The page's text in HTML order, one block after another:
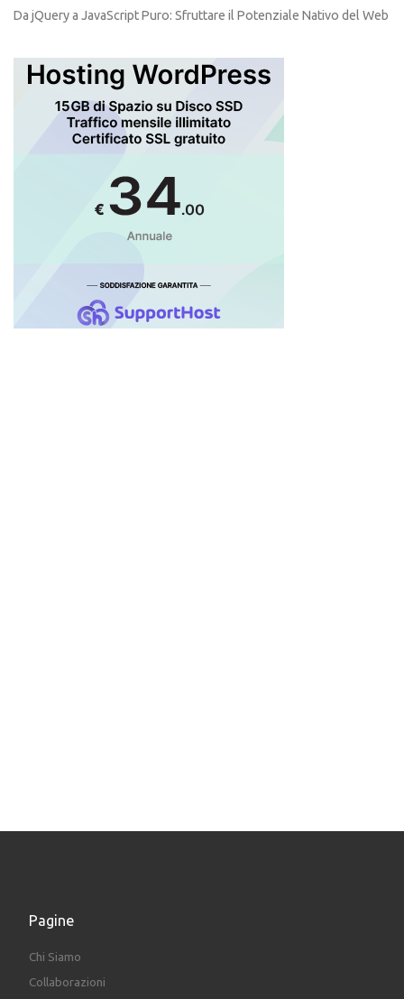
Da jQuery a JavaScript Puro: Sfruttare il Potenziale Nativo del Web
Pagine
Chi Siamo
Collaborazioni